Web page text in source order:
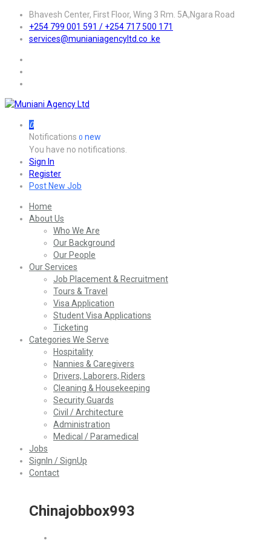
Bhavesh Center, First Floor, Wing 3 Rm. 5A,Ngara Road
+254 799 001 591 / +254 717 500 171
services@munianiagencyltd.co .ke
0
Notifications 0 new
You have no notifications.
Sign In
Register
Post New Job
Home
About Us
Who We Are
Our Background
Our People
Our Services
Job Placement & Recruitment
Tours & Travel
Visa Application
Student Visa Applications
Ticketing
Categories We Serve
Hospitality
Nannies & Caregivers
Drivers, Laborers, Riders
Cleaning & Housekeeping
Security Guards
Civil / Architecture
Administration
Medical / Paramedical
Jobs
SignIn / SignUp
Contact
Chinajobbox993